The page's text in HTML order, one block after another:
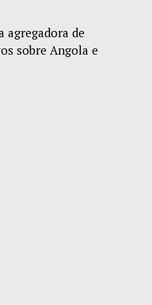
agregadora de
sobre Angola e